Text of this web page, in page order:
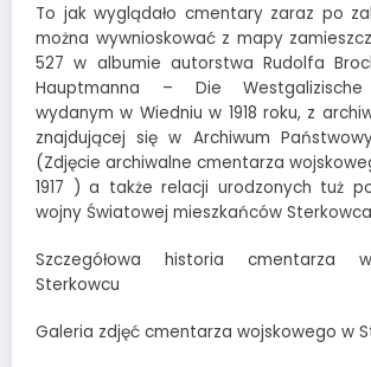
To jak wyglądało cmentary zaraz po
można wywnioskować z mapy
527 w albumie autorstwa Rudolfa
Hauptmanna – Die Westgalizische
wydanym w Wiedniu w 1918 roku, z
znajdującej się w Archiwum
(Zdjęcie archiwalne cmentarza
1917 ) a także relacji urodzonych tuż
wojny Światowej mieszkańców
Szczegółowa historia cmentarza
Sterkowcu
Galeria zdjęć cmentarza wojskowego w